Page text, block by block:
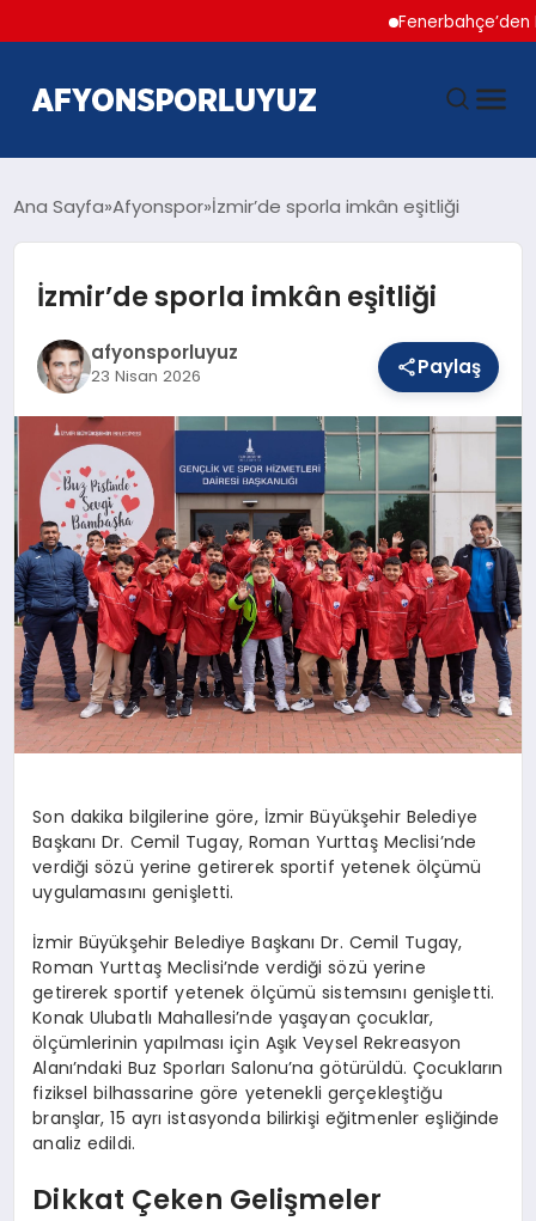
Fenerbahçe’den
AFYONSPOR
BASKETBOL
Ana Sayfa Afyonspor İzmir’de sporla imkân eşitliği
İzmir’de sporla imkân eşitliği
afyonsporluyuz
23 Nisan 2026 Paylaş
Son dakika bilgilerine göre, İzmir Büyükşehir Belediye
Başkanı Dr. Cemil Tugay, Roman Yurttaş Meclisi’nde
verdiği sözü yerine getirerek sportif yetenek ölçümü
uygulamasını genişletti.
İzmir Büyükşehir Belediye Başkanı Dr. Cemil Tugay,
Roman Yurttaş Meclisi’nde verdiği sözü yerine
getirerek sportif yetenek ölçümü sistemsını genişletti.
Konak Ulubatlı Mahallesi’nde yaşayan çocuklar,
ölçümlerinin yapılması için Aşık Veysel Rekreasyon
Alanı’ndaki Buz Sporları Salonu’na götürüldü. Çocukların
fiziksel bilhassarine göre yetenekli gerçekleştiğu
branşlar, 15 ayrı istasyonda bilirkişi eğitmenler eşliğinde
analiz edildi.
Dikkat Çeken Gelişmeler